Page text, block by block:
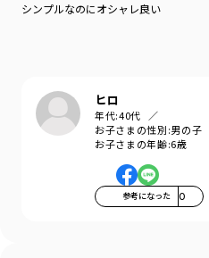
シンプルなのにオシャレ良い
ヒロ
年代:40代
お子さまの性別:男の子
お子さまの年齢:6歳
参考になった 0